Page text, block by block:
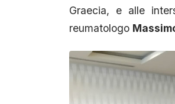
Graecia, e alle
reumatologo